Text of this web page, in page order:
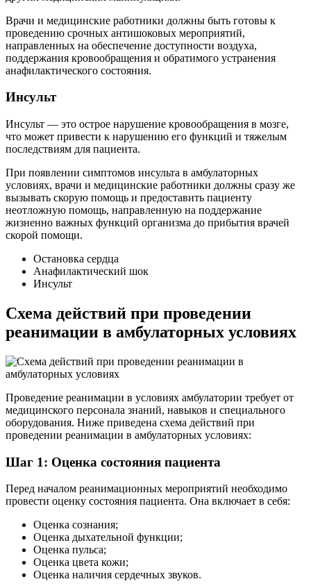
Врачи и медицинские работники должны быть готовы к
проведению срочных антишоковых мероприятий,
направленных на обеспечение доступности воздуха,
поддержания кровообращения и обратимого устранения
анафилактического состояния.
Инсульт
Инсульт — это острое нарушение кровообращения в мозге,
что может привести к нарушению его функций и тяжелым
последствиям для пациента.
При появлении симптомов инсульта в амбулаторных
условиях, врачи и медицинские работники должны сразу же
вызывать скорую помощь и предоставить пациенту
неотложную помощь, направленную на поддержание
жизненно важных функций организма до прибытия врачей
скорой помощи.
Остановка сердца
Анафилактический шок
Инсульт
Схема действий при проведении
реанимации в амбулаторных условиях
Проведение реанимации в условиях амбулатории требует от
медицинского персонала знаний, навыков и специального
оборудования. Ниже приведена схема действий при
проведении реанимации в амбулаторных условиях:
Шаг 1: Оценка состояния пациента
Перед началом реанимационных мероприятий необходимо
провести оценку состояния пациента. Она включает в себя:
Оценка сознания;
Оценка дыхательной функции;
Оценка пульса;
Оценка цвета кожи;
Оценка наличия сердечных звуков.